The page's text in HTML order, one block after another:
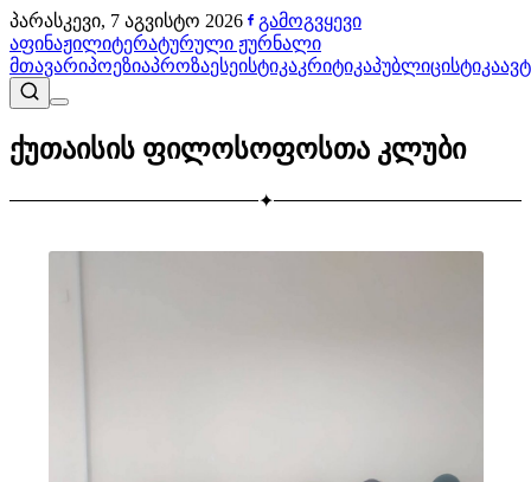
პარასკევი, 7 აგვისტო 2026
გამოგვყევი
აფინაჟილიტერატურული ჟურნალი
მთავარიპოეზიაპროზაესეისტიკაკრიტიკაპუბლიცისტიკა
ქუთაისის ფილოსოფოსთა კლუბი
✦